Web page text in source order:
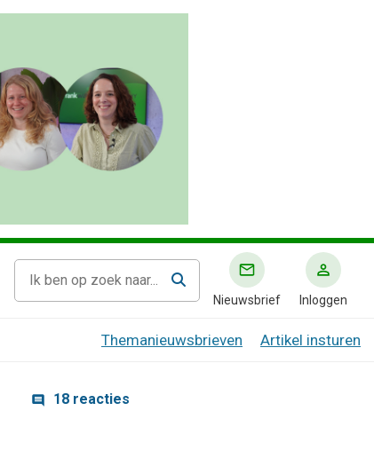
Nieuwsbrief Inloggen
Themanieuwsbrieven Artikel insturen
18 reacties